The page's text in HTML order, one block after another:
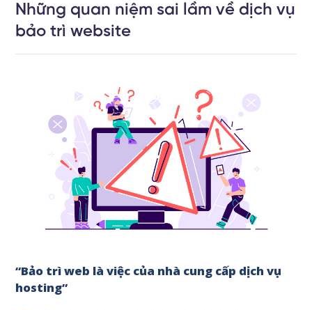
Những quan niệm sai lầm về dịch vụ
bảo trì website
“Bảo trì web là việc của nhà cung cấp dịch vụ
hosting”